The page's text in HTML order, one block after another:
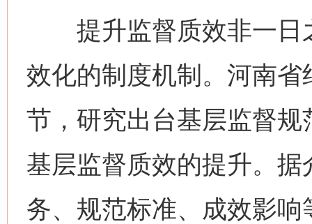
提升监督质效非一日
效化的制度机制。河南
节，研究出台基层监督
基层监督质效的提升。
务、规范标准、成效影